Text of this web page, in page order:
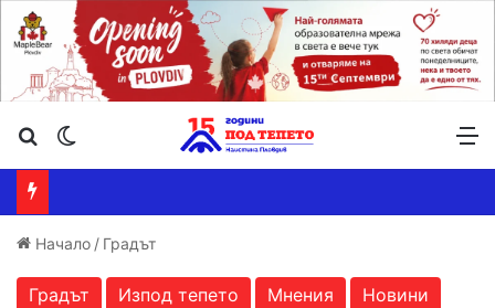
Търсене ...
Начало / Градът
Градът Изпод тепето Мнения Новини